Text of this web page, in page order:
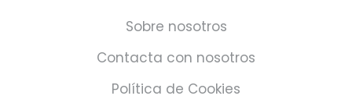
Sobre nosotros
Contacta con nosotros
Política de Cookies